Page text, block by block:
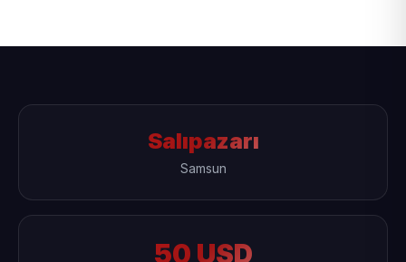
Salıpazarı
Samsun
50 USD